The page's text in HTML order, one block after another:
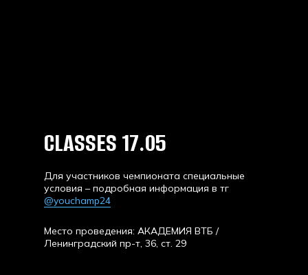
CLASSES 17.05
Место проведения: АКАДЕМИЯ ВТБ /
Ленинградский пр-т, 36, ст. 29
Для участников чемпионата специальные
условия – подробная информация в тг
@youchamp24